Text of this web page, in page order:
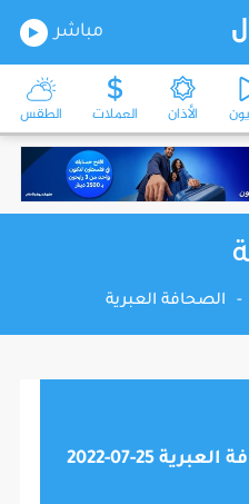
مباشر
الأذان العملات الطقس
- الصحافة العبرية
25-07-2022